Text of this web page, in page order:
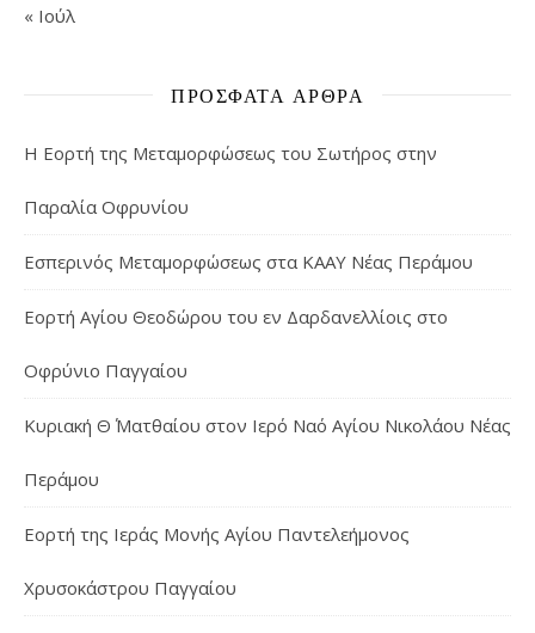
« Ιούλ
ΠΡΌΣΦΑΤΑ ΆΡΘΡΑ
Η Εορτή της Μεταμορφώσεως του Σωτήρος στην
Παραλία Οφρυνίου
Εσπερινός Μεταμορφώσεως στα ΚΑΑΥ Νέας Περάμου
Εορτή Αγίου Θεοδώρου του εν Δαρδανελλίοις στο
Οφρύνιο Παγγαίου
Κυριακή Θ΄ Ματθαίου στον Ιερό Ναό Αγίου Νικολάου Νέας
Περάμου
Εορτή της Ιεράς Μονής Αγίου Παντελεήμονος
Χρυσοκάστρου Παγγαίου